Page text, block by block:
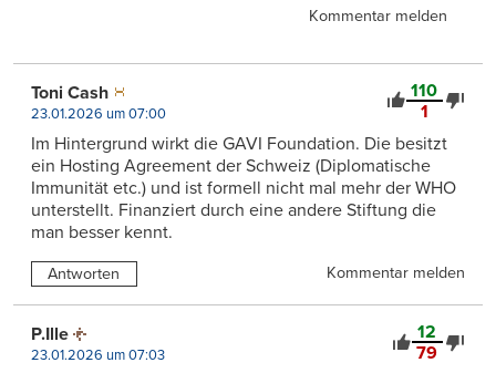
Kommentar melden
110
1
Toni Cash
23.01.2026 um 07:00
Im Hintergrund wirkt die GAVI Foundation. Die besitzt
ein Hosting Agreement der Schweiz (Diplomatische
Immunität etc.) und ist formell nicht mal mehr der WHO
unterstellt. Finanziert durch eine andere Stiftung die
man besser kennt.
Antworten Kommentar melden
12
79
P.Ille
23.01.2026 um 07:03